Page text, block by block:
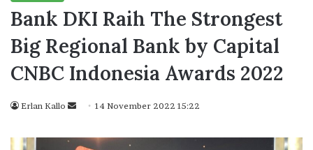
Bank DKI Raih The Strongest
Big Regional Bank by Capital
CNBC Indonesia Awards 2022
Erlan Kallo
n
14 November 2022 15:22